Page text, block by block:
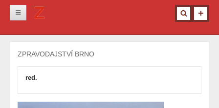
KrimiZPRAVODAJSTVÍ BRNO
red.